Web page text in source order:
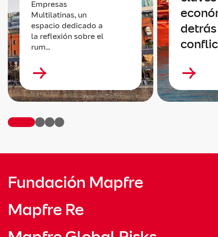
Empresas
Multilatinas, un
espacio dedicado a
la reflexión sobre el
rum...
Fundación Mapfre
Mapfre Re